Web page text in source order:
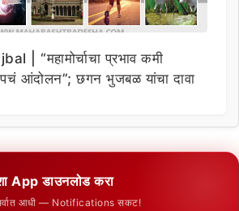
| “महामोर्चाचा प्रभाव कमी
आंदोलन”; छगन भुजबळ यांचा दावा
App डाउनलोड करा
सर्वात आधी — Notifications सकट!